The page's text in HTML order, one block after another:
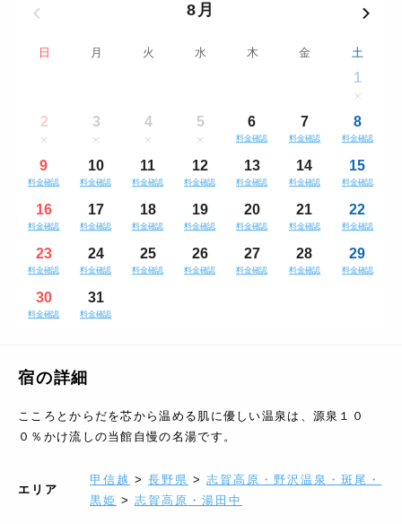
8月
日 月 火 水 木 金 土
1
2 3 4 5 6
料金確認
7
料金確認
8
料金確認
9
料金確認
10
料金確認
11
料金確認
12
料金確認
13
料金確認
14
料金確認
15
料金確認
16
料金確認
17
料金確認
18
料金確認
19
料金確認
20
料金確認
21
料金確認
22
料金確認
23
料金確認
24
料金確認
25
料金確認
26
料金確認
27
料金確認
28
料金確認
29
料金確認
30
料金確認
31
料金確認
宿の詳細
こころとからだを芯から温める肌に優しい温泉は、源泉１０
０％かけ流しの当館自慢の名湯です。
エリア
甲信越 > 長野県 > 志賀高原・野沢温泉・斑尾・
黒姫 > 志賀高原・湯田中